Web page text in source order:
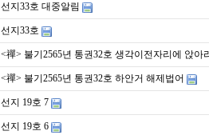
선지33호 대중알림
선지33호
<禪> 불기2565년 통권32호 생각이전자리에 앉아
<禪> 불기2565년 통권32호 하안거 해제법어
선지 19호 7
선지 19호 6